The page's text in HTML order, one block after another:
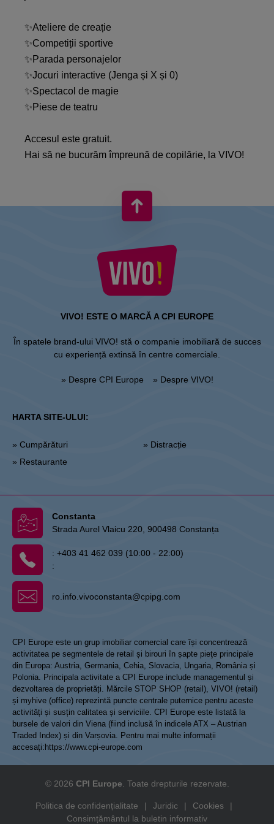
✨Ateliere de creație
✨Competiții sportive
✨Parada personajelor
✨Jocuri interactive (Jenga și X și 0)
✨Spectacol de magie
✨Piese de teatru
Accesul este gratuit.
Hai să ne bucurăm împreună de copilărie, la VIVO!
VIVO! ESTE O MARCĂ A CPI EUROPE
În spatele brand-ului VIVO! stă o companie imobiliară de succes
cu experiență extinsă în centre comerciale.
» Despre CPI Europe » Despre VIVO!
HARTA SITE-ULUI:
» Cumpărături
» Restaurante
» Distracție
Constanta
Strada Aurel Vlaicu 220, 900498 Constanța
: +403 41 462 039 (10:00 - 22:00)
:
ro.info.vivoconstanta@cpipg.com
CPI Europe este un grup imobiliar comercial care își concentrează
activitatea pe segmentele de retail și birouri în șapte pieţe principale
din Europa: Austria, Germania, Cehia, Slovacia, Ungaria, România și
Polonia. Principala activitate a CPI Europe include managementul și
dezvoltarea de proprietăți. Mărcile STOP SHOP (retail), VIVO! (retail)
și myhive (office) reprezintă puncte centrale puternice pentru aceste
activități și susțin calitatea și serviciile. CPI Europe este listată la
bursele de valori din Viena (fiind inclusă în indicele ATX – Austrian
Traded Index) și din Varșovia. Pentru mai multe informații
accesați: https://www.cpi-europe.com
© 2026 CPI Europe . Toate drepturile rezervate.
Politica de confidențialitate | Juridic | Cookies
|
Consimțământul la buletin informativ